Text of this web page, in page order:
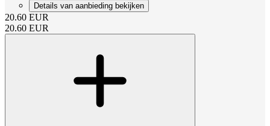
Details van aanbieding bekijken
20.60 EUR
20.60 EUR